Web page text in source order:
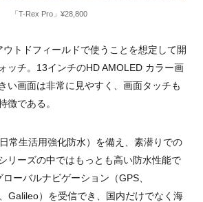
「T-Rex Pro」¥28,800
ウトドフィールドで使うことを想定して開
ッチ。 13インチのHD AMOLED カラー画
い画面は非常に見やすく、画面タッチも
徴である。
常生活用強化防水）を備え、素潜りでの
リーズの中ではもっとも高い防水性能で
ローバルナビゲーション（GPS
Galileo）を受信でき、国内だけでなく海